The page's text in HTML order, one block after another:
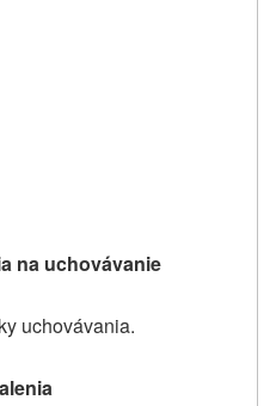
na uchovávanie
uchovávania.